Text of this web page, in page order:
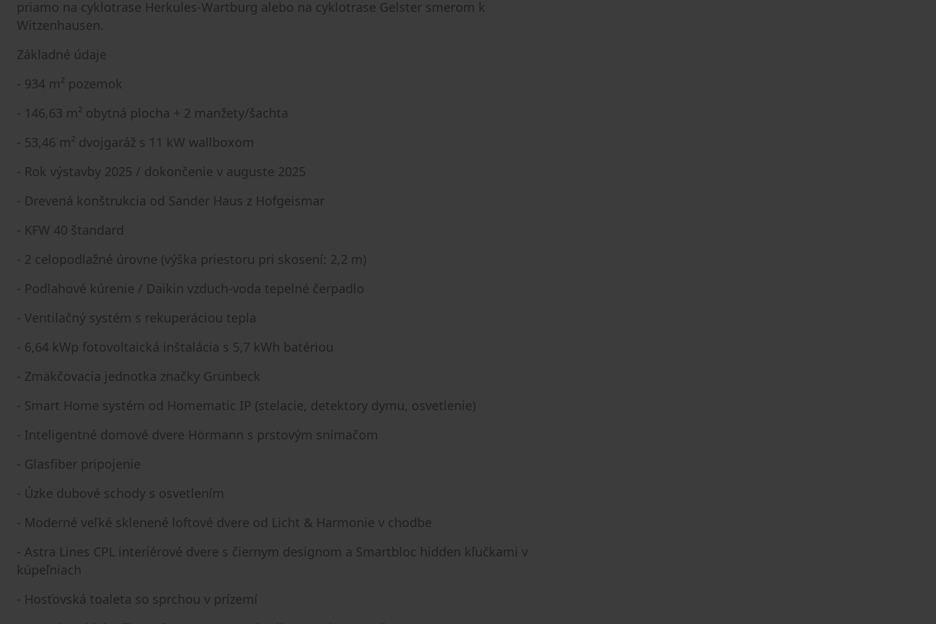
priamo na cyklotrase Herkules-Wartburg alebo na cyklotrase Gelster smerom k
Witzenhausen.
Základné údaje
- 934 m² pozemok
- 146,63 m² obytná plocha + 2 manžety/šachta
- 53,46 m² dvojgaráž s 11 kW wallboxom
- Rok výstavby 2025 / dokončenie v auguste 2025
- Drevená konštrukcia od Sander Haus z Hofgeismar
- KFW 40 štandard
- 2 celopodlažné úrovne (výška priestoru pri skosení: 2,2 m)
- Podlahové kúrenie / Daikin vzduch-voda tepelné čerpadlo
- Ventilačný systém s rekuperáciou tepla
- 6,64 kWp fotovoltaická inštalácia s 5,7 kWh batériou
- Zmäkčovacia jednotka značky Grünbeck
- Smart Home systém od Homematic IP (stelacie, detektory dymu, osvetlenie)
- Inteligentné domové dvere Hörmann s prstovým snímačom
- Glasfiber pripojenie
- Úzke dubové schody s osvetlením
- Moderné veľké sklenené loftové dvere od Licht & Harmonie v chodbe
- Astra Lines CPL interiérové dvere s čiernym designom a Smartbloc hidden kľučkami v
kúpeľniach
- Hosťovská toaleta so sprchou v prízemí